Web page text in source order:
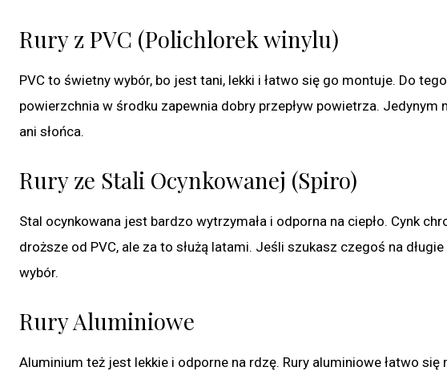
Rury z PVC (Polichlorek winylu)
PVC to świetny wybór, bo jest tani, lekki i łatwo się go montuje. Do
powierzchnia w środku zapewnia dobry przepływ powietrza.
ani słońca.
Rury ze Stali Ocynkowanej (Spiro)
Stal ocynkowana jest bardzo wytrzymała i odporna na ciepło. Cynk
droższe od PVC, ale za to służą latami. Jeśli szukasz czegoś na
wybór.
Rury Aluminiowe
Aluminium też jest lekkie i odporne na rdzę. Rury aluminiowe łatwo